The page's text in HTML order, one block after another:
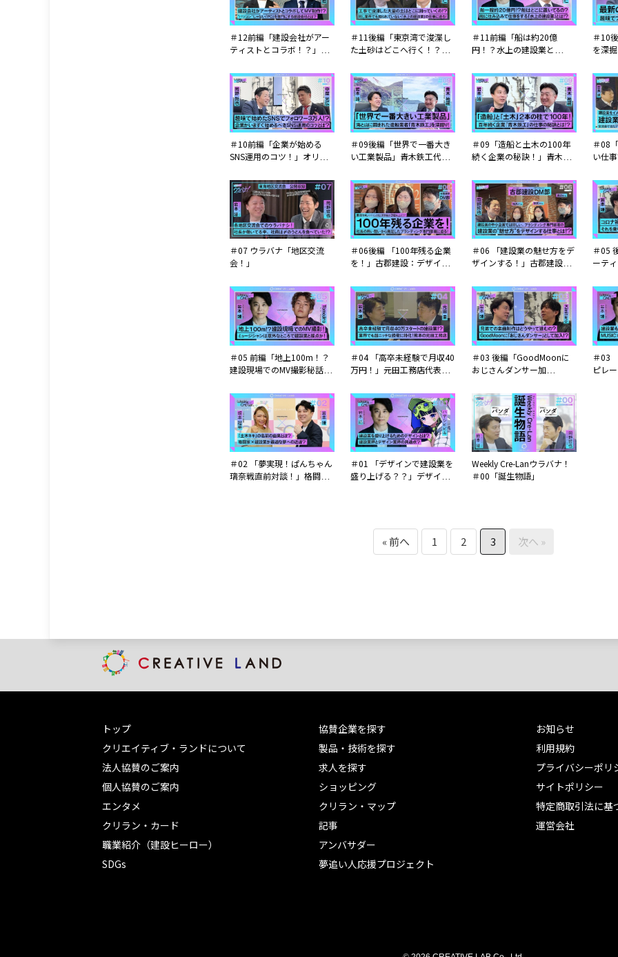
＃12前編「建設会社がアー
ティストとコラボ！？」ス
＃11後編「東京湾で浚渫し
た土砂はどこへ行く！？」
仁
＃11前編「船は約20億
円！？水上の建設業と
黒子 貴仁
＃10
を深
広
＃10前編「企業が始める
SNS運用のコツ！」オリエ
中屋 光広
＃09後編「世界で一番大き
い工業製品」青木鉄工代
＃09「造船と土木の100年
続く企業の秘訣！」青木鉄
＃08
い仕
＃07 ウラバナ「地区交流
会！」
＃06後編 「100年残る企業
を！」古郡建設：デザイン
＃06 「建設業の魅せ方をデ
ザインする！」古郡建設：
＃05
ーテ
「
＃05 前編「地上100m！？
建設現場でのMV撮影秘話」
「GoodMoon」Tomojiro
＃04 「高卒未経験で月収40
万円！」元田工務店代表：
＃03 後編「GoodMoonに
おじさんダンサー加
「GoodMoon」Kimitaro
＃03
ピレ
＃02 「夢実現！ぱんちゃん
璃奈戦直前対談！」格闘
＃01 「デザインで建設業を
盛り上げる？？」デザイナ
Weekly Cre-Lanウラバナ！
＃00「誕生物語」
« 前へ 1 2 3 次へ »
トップ
クリエイティブ・ランドについて
法人協賛のご案内
個人協賛のご案内
エンタメ
クリラン・カード
職業紹介（建設ヒーロー）
SDGs
協賛企業を探す
製品・技術を探す
求人を探す
ショッピング
クリラン・マップ
記事
アンバサダー
夢追い人応援プロジェクト
お知らせ
利用規約
プライバシーポリ
サイトポリシー
特定商取引法に基
運営会社